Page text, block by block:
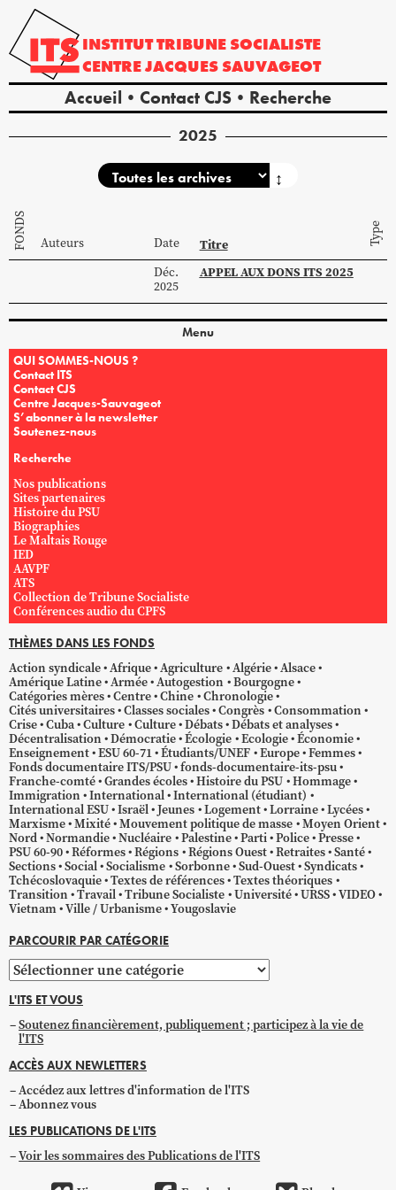
INSTITUTTRIBUNE SOCIALISTE
CENTREJACQUES SAUVAGEOT
Accueil Contact CJS Recherche
2025
↕
FONDS Auteurs Date Titre Type
Déc.
2025
APPEL AUX DONS ITS 2025
Menu
QUI SOMMES-NOUS ?
Contact ITS
Contact CJS
Centre Jacques-Sauvageot
S’abonner à la newsletter
Soutenez-nous
Recherche
Nos publications
Sites partenaires
Histoire du PSU
Biographies
Le Maltais Rouge
IED
AAVPF
ATS
Collection de Tribune Socialiste
Conférences audio du CPFS
THÈMES DANS LES FONDS
Action syndicale Afrique Agriculture Algérie Alsace
Amérique Latine Armée Autogestion
Bourgogne
Catégories mères Centre Chine Chronologie
Cités universitaires Classes sociales Congrès Consommation
Crise Cuba Culture Culture Débats Débats et analyses
Décentralisation Démocratie Écologie Ecologie Économie
Enseignement ESU 60-71 Étudiants/UNEF Europe Femmes
Fonds documentaire ITS/PSU fonds-documentaire-its-psu
Franche-comté Grandes écoles Histoire du PSU Hommage
Immigration International International (étudiant)
International ESU Israël Jeunes Logement Lorraine Lycées
Marxisme Mixité Mouvement politique de masse Moyen Orient
Nord Normandie Nucléaire Palestine Parti Police Presse
PSU 60-90 Réformes Régions Régions Ouest Retraites Santé
Sections Social Socialisme Sorbonne Sud-Ouest Syndicats
Tchécoslovaquie Textes de références Textes théoriques
Transition Travail Tribune Socialiste Université URSS VIDEO
Vietnam Ville / Urbanisme Yougoslavie
PARCOURIR PAR CATÉGORIE
Parcourir
par
catégorie
L'ITS ET VOUS
Soutenez financièrement, publiquement ; participez à la vie de
l'ITS
ACCÈS AUX NEWLETTERS
Accédez aux lettres d'information de l'ITS
Abonnez vous
LES PUBLICATIONS DE L'ITS
Voir les sommaires des Publications de l'ITS